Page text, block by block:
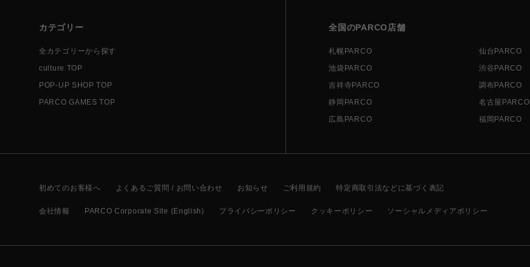
カテゴリー
全カテゴリーから探す
culture TOP
POP-UP SHOP TOP
PARCO GAMES TOP
全国のPARCO店舗
札幌PARCO 仙台PARCO
池袋PARCO
渋谷PARCO
吉祥寺PARCO
調布PARCO
静岡PARCO
名古屋PARCO
広島PARCO
福岡PARCO
初めてのお客様へ よくあるご質問 / お問い合わせ お知らせ ご利用規約 特定商取引法などに基づく表記
会社情報 PARCO Corporate Site (English) プライバシーポリシー クッキーポリシー ソーシャルメディアポリシー